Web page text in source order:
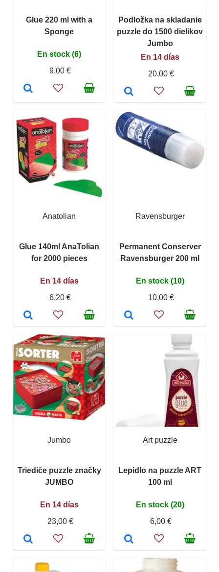
Glue 220 ml with a
Sponge
En stock (6)
9,00 €
Podložka na skladanie
puzzle do 1500 dielikov
Jumbo
En 14 días
20,00 €
Anatolian
Glue 140ml AnaTolian
for 2000 pieces
En 14 días
6,20 €
Ravensburger
Permanent Conserver
Ravensburger 200 ml
En stock (10)
10,00 €
Jumbo
Triediče puzzle značky
JUMBO
En 14 días
23,00 €
Art puzzle
Lepidlo na puzzle ART
100 ml
En stock (20)
6,00 €